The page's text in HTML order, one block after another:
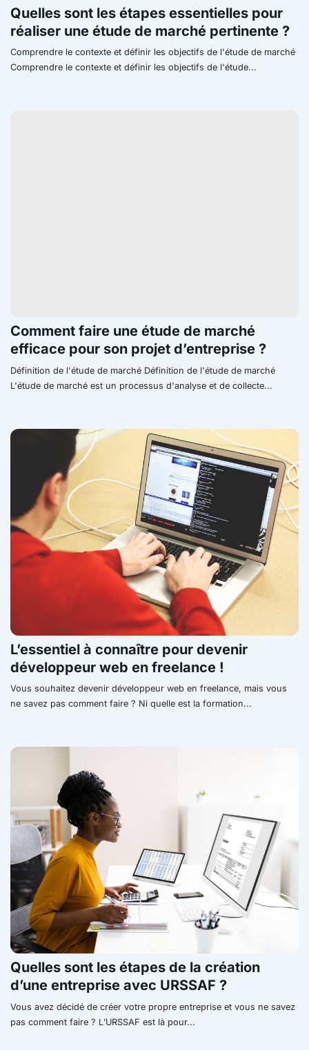
Quelles sont les étapes essentielles pour
réaliser une étude de marché pertinente ?
Comprendre le contexte et définir les objectifs de l'étude de marché
Comprendre le contexte et définir les objectifs de l'étude...
Comment faire une étude de marché
efficace pour son projet d’entreprise ?
Définition de l'étude de marché Définition de l'étude de marché
L'étude de marché est un processus d'analyse et de collecte...
L’essentiel à connaître pour devenir
développeur web en freelance !
Vous souhaitez devenir développeur web en freelance, mais vous
ne savez pas comment faire ? Ni quelle est la formation...
Quelles sont les étapes de la création
d’une entreprise avec URSSAF ?
Vous avez décidé de créer votre propre entreprise et vous ne savez
pas comment faire ? L’URSSAF est là pour...